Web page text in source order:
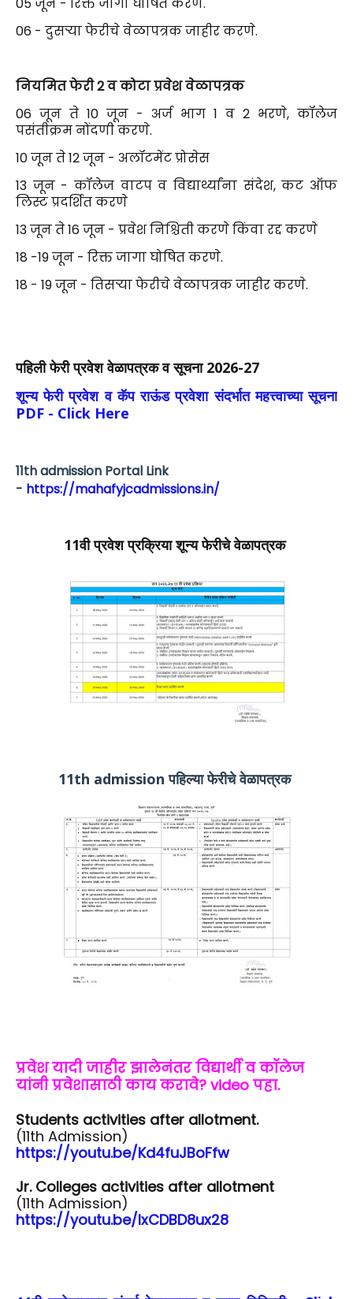
06 - दुसऱ्या फेरीचे वेळापत्रक जाहीर करणे.
नियमित फेरी 2 व कोटा प्रवेश वेळापत्रक
06 जून ते 10 जून - अर्ज भाग 1 व 2 भरणे, कॉलेज
पसंतीक्रम नोंदणी करणे.
10 जून ते 12 जून - अलॉटमेंट प्रोसेस
13 जून - कॉलेज वाटप व विद्यार्थ्यांना संदेश, कट ऑफ
लिस्ट प्रदर्शित करणे
13 जून ते 16 जून - प्रवेश निश्चिती करणे किंवा रद्द करणे
18 -19 जून - रिक्त जागा घोषित करणे.
18 - 19 जून - तिसऱ्या फेरीचे वेळापत्रक जाहीर करणे.
पहिली फेरी प्रवेश वेळापत्रक व सूचना 2026-27
शून्य फेरी प्रवेश व कॅप राऊंड प्रवेशा संदर्भात महत्त्वाच्या सूचना
PDF - Click Here
11th admission Portal Link
- https://mahafyjcadmissions.in/
11वी प्रवेश प्रक्रिया शून्य फेरीचे वेळापत्रक
11th admission पहिल्या फेरीचे वेळापत्रक
प्रवेश यादी जाहीर झालेनंतर विद्यार्थी व कॉलेज
यांनी प्रवेशासाठी काय करावे? video पहा.
Students activities after allotment.
(11th Admission)
https://youtu.be/Kd4fuJBoFfw
Jr. Colleges activities after allotment
(11th Admission)
https://youtu.be/IxCDBD8ux28